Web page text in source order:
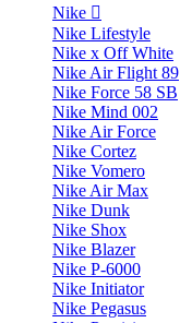
Nike
Nike Lifestyle
Nike x Off White
Nike Air Flight 89
Nike Force 58 SB
Nike Mind 002
Nike Air Force
Nike Cortez
Nike Vomero
Nike Air Max
Nike Dunk
Nike Shox
Nike Blazer
Nike P-6000
Nike Initiator
Nike Pegasus